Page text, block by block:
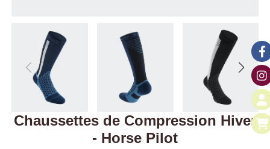
Chaussettes de Compression Hiver
- Horse Pilot